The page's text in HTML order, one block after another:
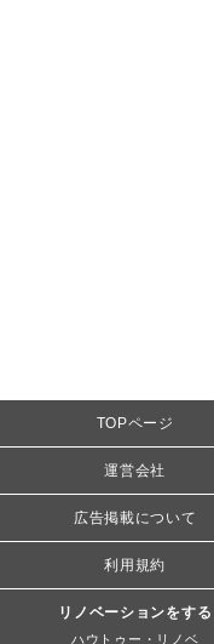
TOPページ
運営会社
広告掲載について
利用規約
リノベーションをする
ハウトゥー・リノベ